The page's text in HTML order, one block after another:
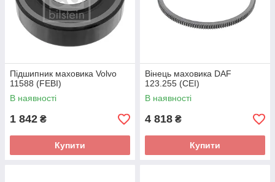
Підшипник маховика Volvo
11588 (FEBI)
В наявності
1 842 ₴
Купити
Вінець маховика DAF
123.255 (CEI)
В наявності
4 818 ₴
Купити